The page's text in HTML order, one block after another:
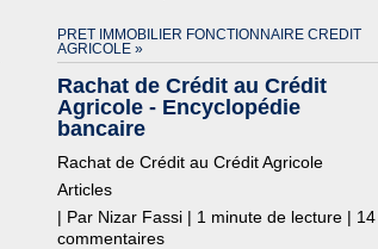
PRET IMMOBILIER FONCTIONNAIRE CREDIT
AGRICOLE »
Rachat de Crédit au Crédit
Agricole - Encyclopédie
bancaire
Rachat de Crédit au Crédit Agricole
Articles
| Par Nizar Fassi | 1 minute de lecture | 14
commentaires